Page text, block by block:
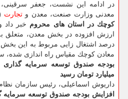
در ادامه این نشست، جعفر
معدنی وزارت صنعت، معدن وتجارت
كوچك در استان های محروم
درصد اشتغال زایی مربوط به این
معادن كوچك مقیاس راه اندازی شده، سالانه ۵۰ میلیون
میلیارد تومان رسید
داریوش اسماعیلی، رئیس سازمان
افزایش بودجه صندوق توسعه سرمایه